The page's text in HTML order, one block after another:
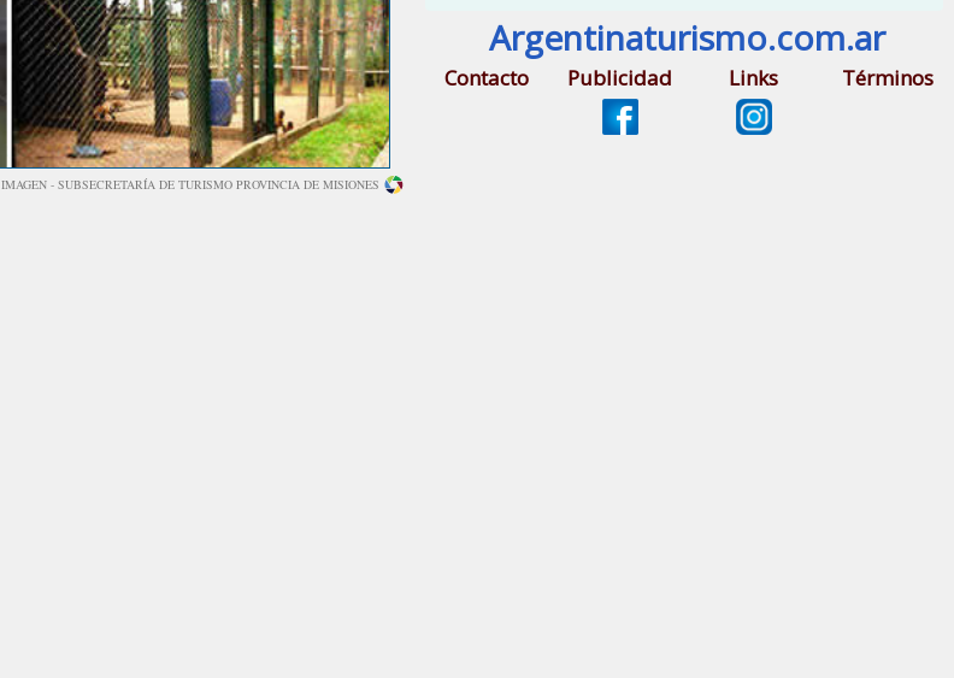
IMAGEN - SUBSECRETARÍA DE TURISMO PROVINCIA DE MISIONES
Argentinaturismo.com.ar
Contacto Publicidad Links Términos